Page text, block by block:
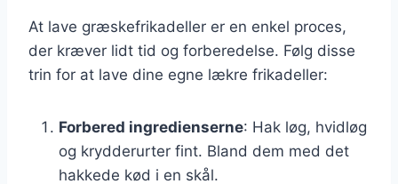
At lave græskefrikadeller er en enkel proces,
der kræver lidt tid og forberedelse. Følg disse
trin for at lave dine egne lækre frikadeller:
Forbered ingredienserne: Hak løg, hvidløg
og krydderurter fint. Bland dem med det
hakkede kød i en skål.